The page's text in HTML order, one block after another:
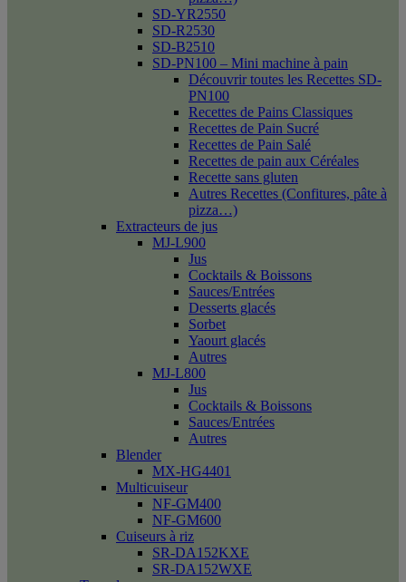
SD-YR2550
SD-R2530
SD-B2510
SD-PN100 – Mini machine à pain
Découvrir toutes les Recettes SD-
PN100
Recettes de Pains Classiques
Recettes de Pain Sucré
Recettes de Pain Salé
Recettes de pain aux Céréales
Recette sans gluten
Autres Recettes (Confitures, pâte à
pizza…)
Extracteurs de jus
MJ-L900
Jus
Cocktails & Boissons
Sauces/Entrées
Desserts glacés
Sorbet
Yaourt glacés
Autres
MJ-L800
Jus
Cocktails & Boissons
Sauces/Entrées
Autres
Blender
MX-HG4401
Multicuiseur
NF-GM400
NF-GM600
Cuiseurs à riz
SR-DA152KXE
SR-DA152WXE